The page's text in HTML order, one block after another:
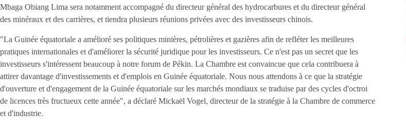
Mbaga Obiang Lima sera notamment accompagné du directeur général des hydrocarbures et du directeur général
des minéraux et des carrières, et tiendra plusieurs réunions privées avec des investisseurs chinois.
"La Guinée équatoriale a amélioré ses politiques minières, pétrolières et gazières afin de refléter les meilleures
pratiques internationales et d'améliorer la sécurité juridique pour les investisseurs. Ce n'est pas un secret que les
investisseurs s'intéressent beaucoup à notre forum de Pékin. La Chambre est convaincue que cela contribuera à
attirer davantage d'investissements et d'emplois en Guinée équatoriale. Nous nous attendons à ce que la stratégie
d'ouverture et d'engagement de la Guinée équatoriale sur les marchés mondiaux se traduise par des cycles d'octroi
de licences très fructueux cette année", a déclaré Mickaël Vogel, directeur de la stratégie à la Chambre de commerce
et d'industrie.